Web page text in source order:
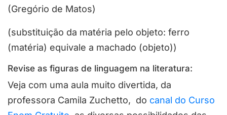
(Gregório de Matos)
(substituição da matéria pelo objeto: ferro
(matéria) equivale a machado (objeto))
Revise as figuras de linguagem na literatura:
Veja com uma aula muito divertida, da
professora Camila Zuchetto, do canal do Curso